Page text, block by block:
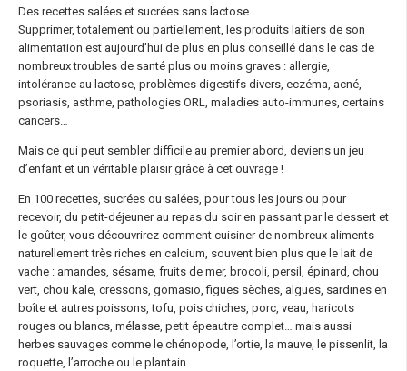
Des recettes salées et sucrées sans lactose
Supprimer, totalement ou partiellement, les produits laitiers de son
alimentation est aujourd’hui de plus en plus conseillé dans le cas de
nombreux troubles de santé plus ou moins graves : allergie,
intolérance au lactose, problèmes digestifs divers, eczéma, acné,
psoriasis, asthme, pathologies ORL, maladies auto-immunes, certains
cancers…
Mais ce qui peut sembler difficile au premier abord, deviens un jeu
d’enfant et un véritable plaisir grâce à cet ouvrage !
En 100 recettes, sucrées ou salées, pour tous les jours ou pour
recevoir, du petit-déjeuner au repas du soir en passant par le dessert et
le goûter, vous découvrirez comment cuisiner de nombreux aliments
naturellement très riches en calcium, souvent bien plus que le lait de
vache : amandes, sésame, fruits de mer, brocoli, persil, épinard, chou
vert, chou kale, cressons, gomasio, figues sèches, algues, sardines en
boîte et autres poissons, tofu, pois chiches, porc, veau, haricots
rouges ou blancs, mélasse, petit épeautre complet… mais aussi
herbes sauvages comme le chénopode, l’ortie, la mauve, le pissenlit, la
roquette, l’arroche ou le plantain…